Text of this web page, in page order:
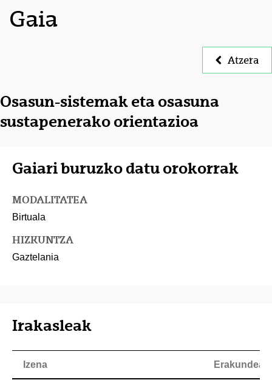
Gaia
Atzera
Osasun-sistemak eta osasuna
sustapenerako orientazioa
Gaiari buruzko datu orokorrak
MODALITATEA
Birtuala
HIZKUNTZA
Gaztelania
Irakasleak
Izena Erakundea